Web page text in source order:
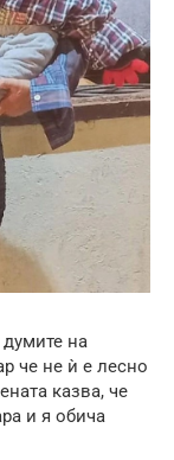
на
че не ѝ е лесно
казва, че
и я обича